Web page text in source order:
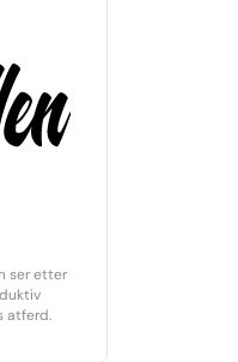
ser etter
atferd.